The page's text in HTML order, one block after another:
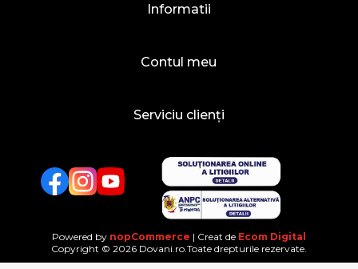
Informatii
Contul meu
Serviciu clienți
FacebookTwitterYouTube
Powered by nopCommerce | Creat de Ecom Digital
Copyright © 2026 Dovani.ro.Toate drepturile rezervate.